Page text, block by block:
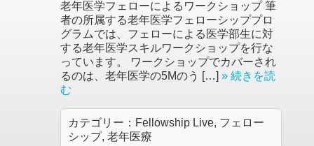
老年医学フェローによるワークショップ 筆
者の所属する老年医学フェローシッププロ
グラムでは、フェローによる医学部生に対
する老年医学スキルワークショップを行な
っています。 ワークショップでカバーされ
るのは、老年医学の5Mのう […] » 続きを読
む
カテゴリー： Fellowship Live, フェロー
シップ, 老年医療